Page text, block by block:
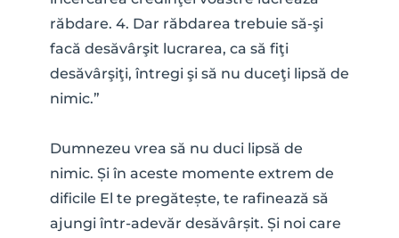
răbdare. 4. Dar răbdarea trebuie să-şi
facă desăvârşit lucrarea, ca să fiţi
desăvârşiţi, întregi şi să nu duceţi lipsă de
nimic.”
Dumnezeu vrea să nu duci lipsă de
nimic. Și în aceste momente extrem de
dificile El te pregătește, te rafinează să
ajungi într-adevăr desăvârșit. Și noi care